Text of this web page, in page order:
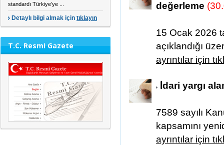
standardı Türkiye’ye ...
Detaylı bilgi almak için tıklayın
T.C. Resmi Gazete
değerleme
15 Ocak 2026
açıklandığı
ayrıntılar için
İdari yargı
7589 sayılı
kapsamını
ayrıntılar için